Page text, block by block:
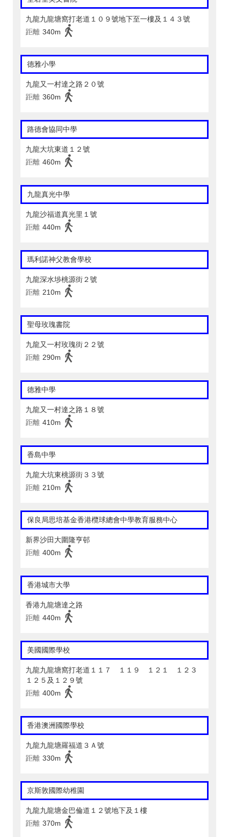
九龍九龍塘窩打老道１０９號地下至一樓及１４３號
距離 340m
德雅小學
九龍又一村達之路２０號
距離 360m
路德會協同中學
九龍大坑東道１２號
距離 460m
九龍真光中學
九龍沙福道真光里１號
距離 440m
瑪利諾神父教會學校
九龍深水埗桃源街２號
距離 210m
聖母玫瑰書院
九龍又一村玫瑰街２２號
距離 290m
德雅中學
九龍又一村達之路１８號
距離 410m
香島中學
九龍大坑東桃源街３３號
距離 210m
保良局思培基金香港欖球總會中學教育服務中心
新界沙田大圍隆亨邨
距離 400m
香港城市大學
香港九龍塘達之路
距離 440m
美國國際學校
九龍九龍塘窩打老道１１７ １１９ １２１ １２３
１２５及１２９號
距離 400m
香港澳洲國際學校
九龍九龍塘羅福道３Ａ號
距離 330m
京斯敦國際幼稚園
九龍九龍塘金巴倫道１２號地下及１樓
距離 370m